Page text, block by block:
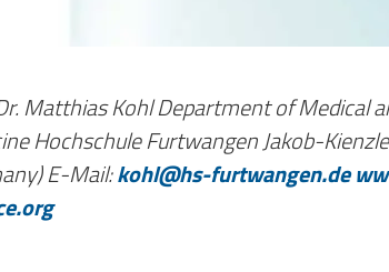
Matthias KohlDepartment of Medical
Hochschule FurtwangenJakob-
E-Mail:kohl@hs-furtwangen.de